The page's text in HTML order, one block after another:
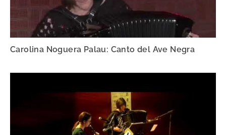
Carolina Noguera Palau: Canto del Ave Negra